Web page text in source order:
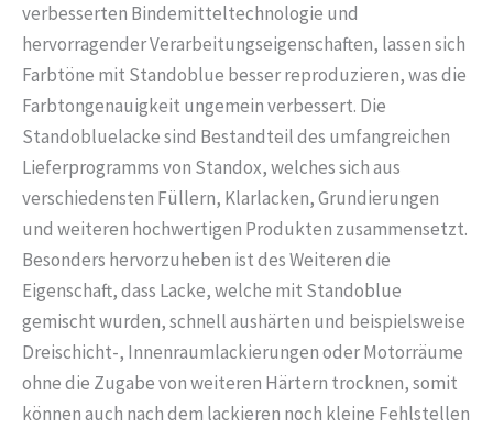
verbesserten Bindemitteltechnologie und
hervorragender Verarbeitungseigenschaften, lassen sich
Farbtöne mit Standoblue besser reproduzieren, was die
Farbtongenauigkeit ungemein verbessert. Die
Standobluelacke sind Bestandteil des umfangreichen
Lieferprogramms von Standox, welches sich aus
verschiedensten Füllern, Klarlacken, Grundierungen
und weiteren hochwertigen Produkten zusammensetzt.
Besonders hervorzuheben ist des Weiteren die
Eigenschaft, dass Lacke, welche mit Standoblue
gemischt wurden, schnell aushärten und beispielsweise
Dreischicht-, Innenraumlackierungen oder Motorräume
ohne die Zugabe von weiteren Härtern trocknen, somit
können auch nach dem lackieren noch kleine Fehlstellen